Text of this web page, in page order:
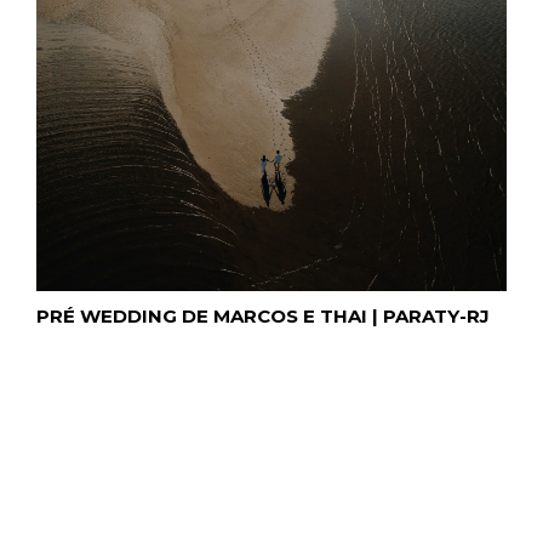
PRÉ WEDDING DE MARCOS E THAI | PARATY-RJ